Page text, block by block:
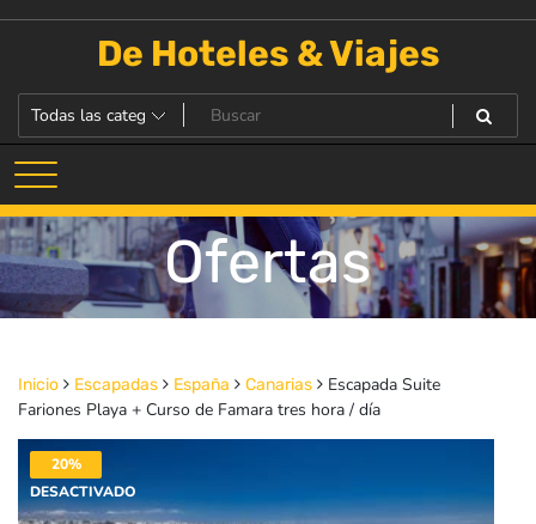
De Hoteles & Viajes
Ofertas
Inicio Escapadas España Canarias
Escapada Suite
Fariones Playa + Curso de Famara tres hora / día
20%
DESACTIVADO